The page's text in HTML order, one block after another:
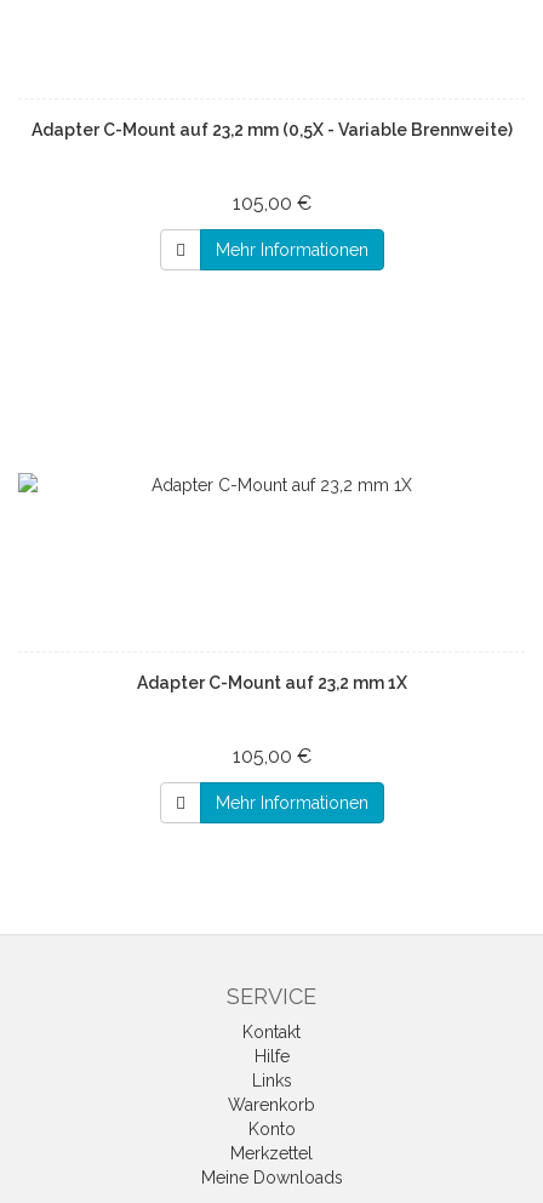
Adapter C-Mount auf 23,2 mm (0,5X - Variable Brennweite)
105,00 €
Mehr Informationen
Adapter C-Mount auf 23,2 mm 1X
105,00 €
Mehr Informationen
SERVICE
Kontakt
Hilfe
Links
Warenkorb
Konto
Merkzettel
Meine Downloads